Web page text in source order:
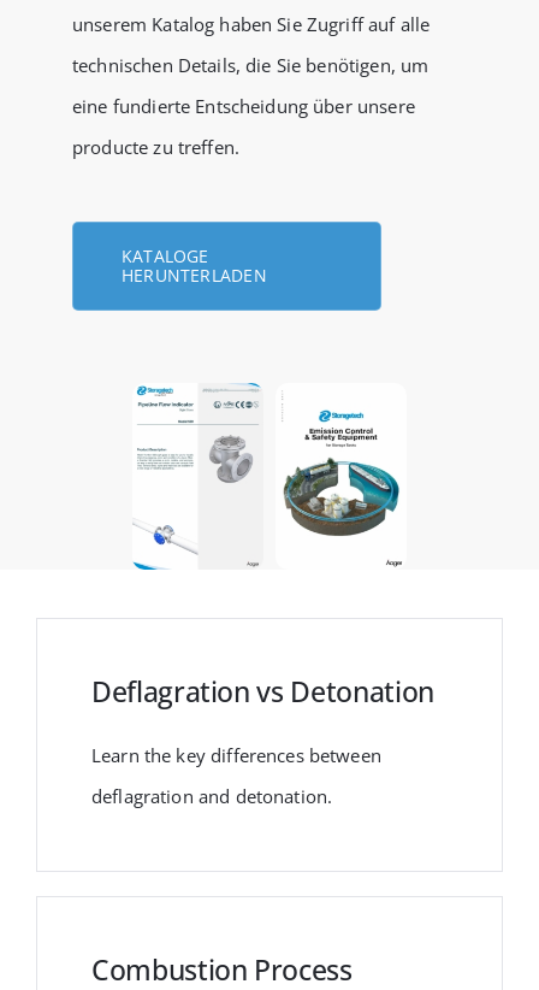
unserem Katalog haben Sie Zugriff auf alle
technischen Details, die Sie benötigen, um
eine fundierte Entscheidung über unsere
producte zu treffen.
KATALOGE
HERUNTERLADEN
Deflagration vs Detonation
Learn the key differences between
deflagration and detonation.
Combustion Process